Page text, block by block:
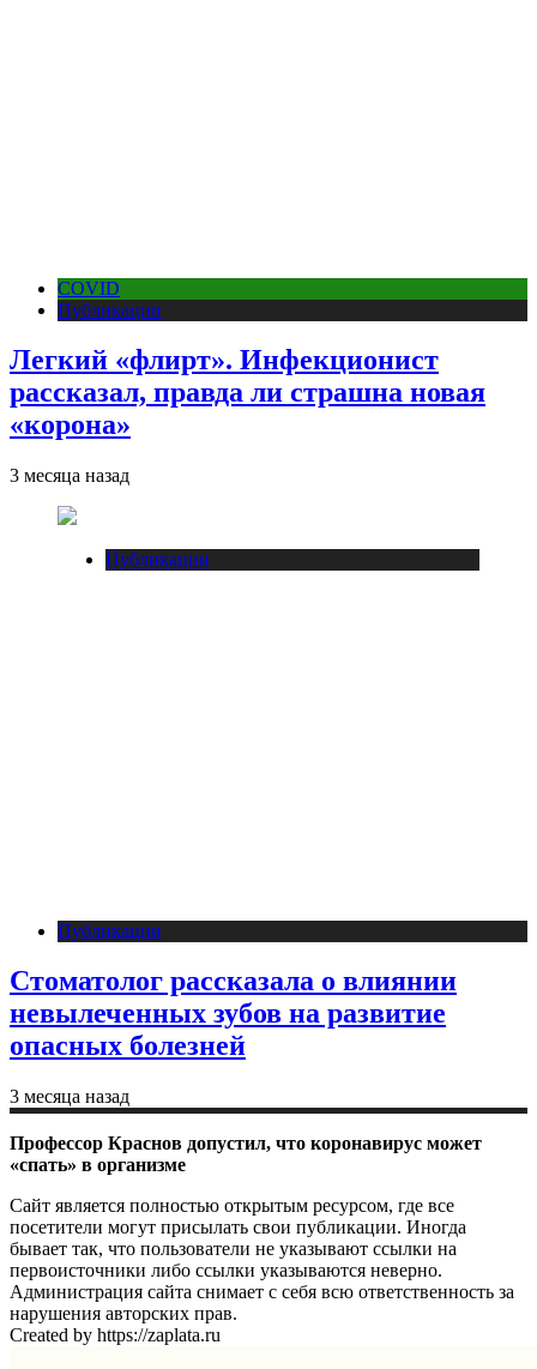
COVID
Публикации
Легкий «флирт». Инфекционист
рассказал, правда ли страшна новая
«корона»
3 месяца назад
Публикации
Публикации
Стоматолог рассказала о влиянии
невылеченных зубов на развитие
опасных болезней
3 месяца назад
Профессор Краснов допустил, что коронавирус может
«спать» в организме
Сайт является полностью открытым ресурсом, где все
посетители могут присылать свои публикации. Иногда
бывает так, что пользователи не указывают ссылки на
первоисточники либо ссылки указываются неверно.
Администрация сайта снимает с себя всю ответственность за
нарушения авторских прав.
Created by https://zaplata.ru